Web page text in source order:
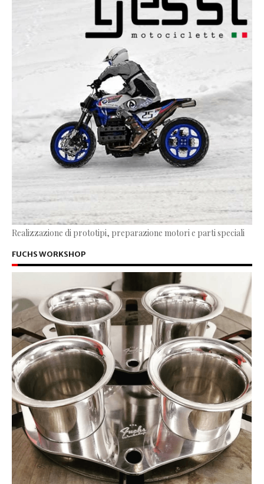
Realizzazione di prototipi, preparazione motori e parti speciali
FUCHS WORKSHOP